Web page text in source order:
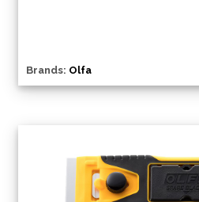
Brands: Olfa